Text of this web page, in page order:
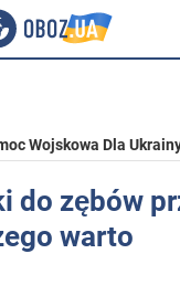
Wojskowa Dla
do zębów
warto